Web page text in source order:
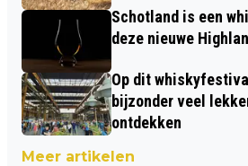
Schotland is een
deze nieuwe
Op dit
bijzonder veel
ontdekken
Meer artikelen